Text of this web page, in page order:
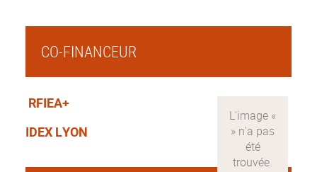
CO-FINANCEUR
RFIEA+
IDEX LYON